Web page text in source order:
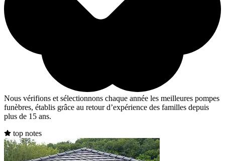
Nous vérifions et sélectionnons chaque année les meilleures pompes
funèbres, établis grâce au retour d’expérience des familles depuis
plus de 15 ans.
top notes